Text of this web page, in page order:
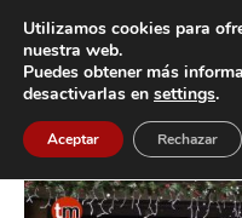
Inicio Etiquetas O Porriño
Etiqueta: O
Utilizamos cookies para
nuestra web.
Puedes obtener más
desactivarlas en settings.
Aceptar Rechazar